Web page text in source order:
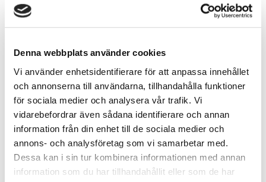
Denna webbplats använder cookies
Vi använder enhetsidentifierare för att anpassa innehållet
och annonserna till användarna, tillhandahålla funktioner
för sociala medier och analysera vår trafik. Vi
vidarebefordrar även sådana identifierare och annan
information från din enhet till de sociala medier och
annons- och analysföretag som vi samarbetar med.
Dessa kan i sin tur kombinera informationen med annan
information som du har tillhandahållit eller som de har
799160 Wellpapp på rulle 160cmx75m
4 rl/pall RL
Köp